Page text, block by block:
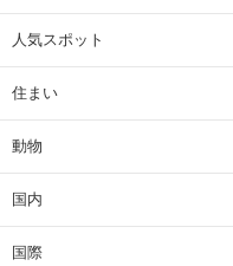
人気スポット
住まい
動物
国内
国際